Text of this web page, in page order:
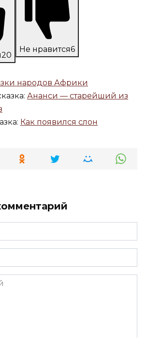
20
Не нравится6
народов Африки
Ананси — старейший из
Как появился слон